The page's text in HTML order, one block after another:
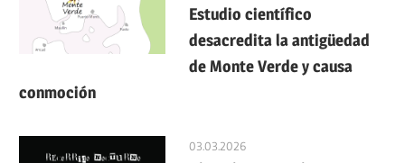
Estudio científico
desacredita la antigüedad
de Monte Verde y causa
conmoción
03.03.2026